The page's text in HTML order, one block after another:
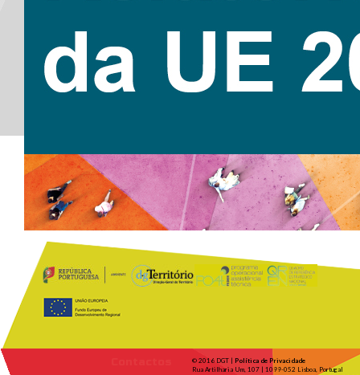
© 2016 DGT | Política de Privacidade
Rua Artilharia Um, 107 | 1099-052 Lisboa, Portugal